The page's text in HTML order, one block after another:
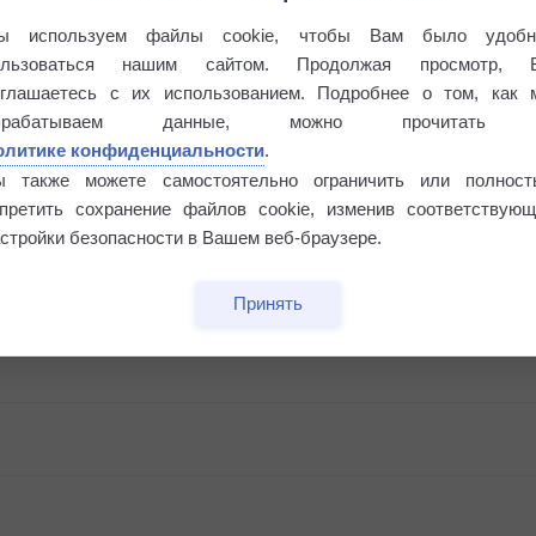
используем файлы cookie, чтобы Вам было
нашим сайтом. Продолжая просмотр,
с их использованием. Подробнее о том, как
данные, можно прочитать
конфиденциальности.
также можете самостоятельно ограничить или
сохранение файлов cookie, изменив
безопасности в Вашем веб-браузере.
Принять